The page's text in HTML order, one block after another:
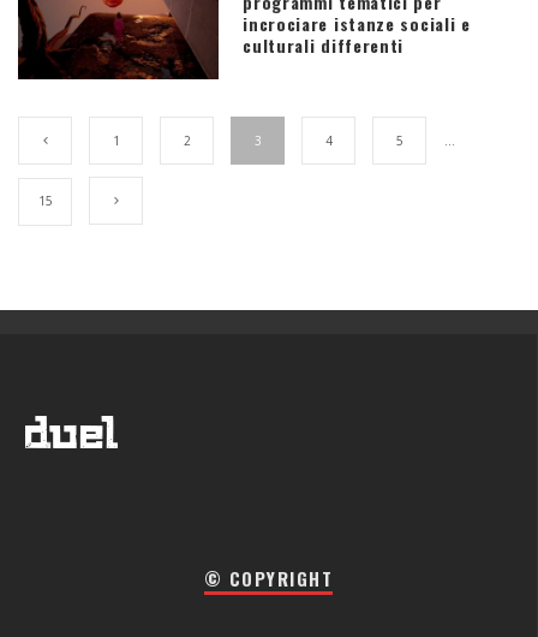
incrociare istanze sociali e
culturali differenti
1 2 3 4 5
15
© COPYRIGHT